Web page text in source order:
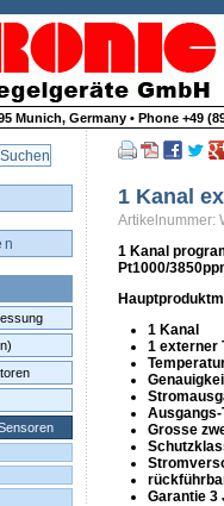
Germany • Phone +49
1 Kanal
Artikelnummer:
1 Kanal
Pt1000/
1 Kanal
1 externer
Grosse
Garantie 3